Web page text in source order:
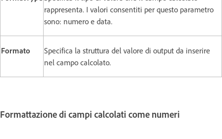
rappresenta. I valori consentiti per questo parametro
sono: numero e data.
Formato
Specifica la struttura del valore di output da inserire
nel campo calcolato.
Formattazione di campi calcolati come numeri